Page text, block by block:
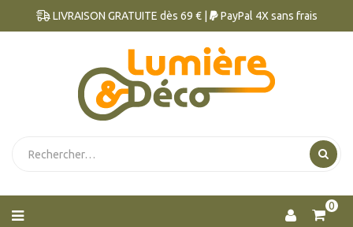
LIVRAISON GRATUITE dès 69 € | PayPal 4X sans frais
0